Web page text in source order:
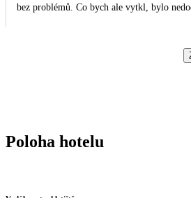
bez problémů. Co bych ale vytkl, bylo nedodržování otevírací doby některých barů. Například Blue Bar měl být otevřený od 19:00,
objednává à la carte naskenováním QR kódu. Je potřeba počítat s tím, že standardní ubytování je v bungalovech, které sice
Poloha hotelu